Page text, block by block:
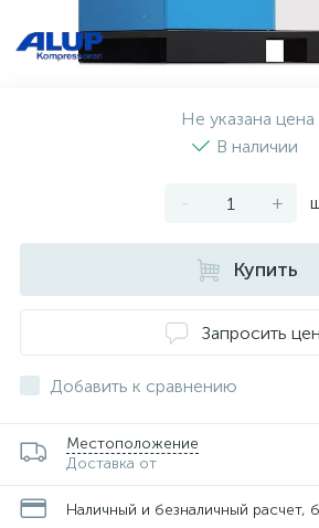
Не указана цена
В наличии
- +
Купить
Запросить
Добавить к сравнению
Местоположение
Доставка от
Наличный и безналичный расчет,